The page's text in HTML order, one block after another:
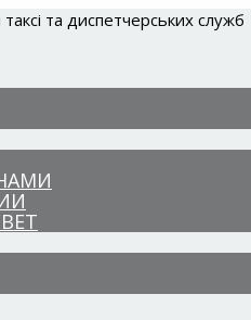
та диспетчерських служб